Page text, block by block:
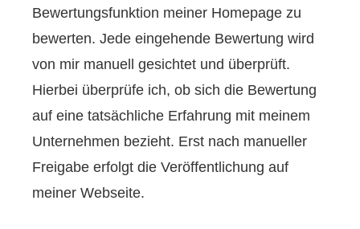
Bewertungsfunktion meiner Homepage zu
bewerten. Jede eingehende Bewertung wird
von mir manuell gesichtet und überprüft.
Hierbei überprüfe ich, ob sich die Bewertung
auf eine tatsächliche Erfahrung mit meinem
Unternehmen bezieht. Erst nach manueller
Freigabe erfolgt die Veröffentlichung auf
meiner Webseite.